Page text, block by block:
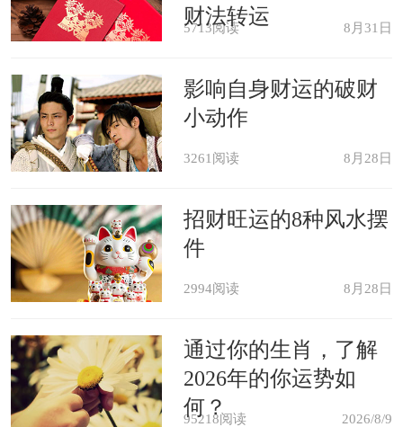
财法转运
5713阅读 8月31日
影响自身财运的破财
小动作
3261阅读 8月28日
招财旺运的8种风水摆
件
2994阅读 8月28日
通过你的生肖，了解
2026年的你运势如
何？
95218阅读 2026/8/9